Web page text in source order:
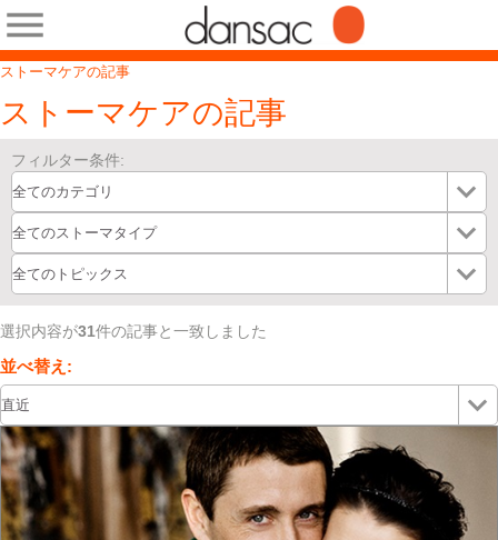
ストーマケアの記事
ストーマケアの記事
フィルター条件:
選択内容が31件の記事と一致しました
並べ替え: